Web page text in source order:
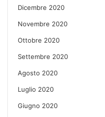
Dicembre 2020
Novembre 2020
Ottobre 2020
Settembre 2020
Agosto 2020
Luglio 2020
Giugno 2020